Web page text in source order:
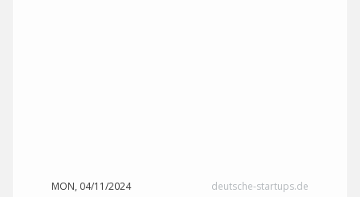
MON, 04/11/2024 deutsche-startups.de